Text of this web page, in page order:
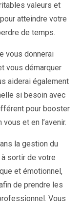
valeurs et
atteindre votre
de temps.
vous donnerai
vous démarquer
aiderai également
si besoin avec
pour booster
et en l’avenir.
la gestion du
sortir de votre
et émotionnel,
de prendre les
Vous